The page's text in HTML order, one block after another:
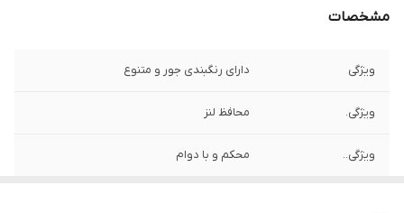
مشخصات
ویژگی دارای رنگبندی جور و متنوع
ویژگی. محافظ لنز
ویژگی.. محکم و با دوام